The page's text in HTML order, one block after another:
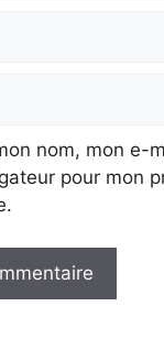
nom, mon e-
pour mon